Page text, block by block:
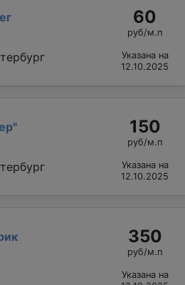
60
руб/м.п
Указана на
12.10.2025
150
руб/м.п
Указана на
12.10.2025
350
руб/м.п
Указана на